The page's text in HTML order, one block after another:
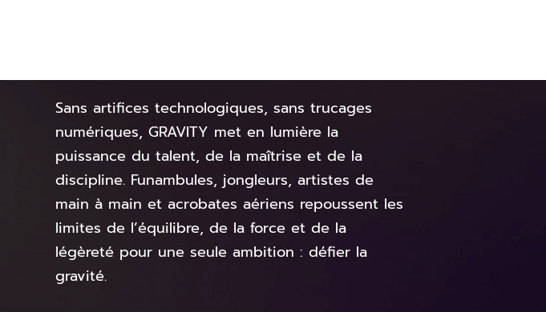
Sans artifices technologiques, sans trucages
numériques, GRAVITY met en lumière la
puissance du talent, de la maîtrise et de la
discipline. Funambules, jongleurs, artistes de
main à main et acrobates aériens repoussent les
limites de l’équilibre, de la force et de la
légèreté pour une seule ambition : défier la
gravité.